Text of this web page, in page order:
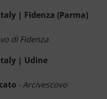
| Fidenza (Parma)
di Fidenza
| Udine
-Arcivescovo